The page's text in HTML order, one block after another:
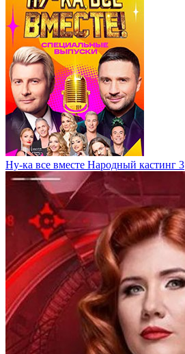
Ну-ка все вместе Народный кастинг 3